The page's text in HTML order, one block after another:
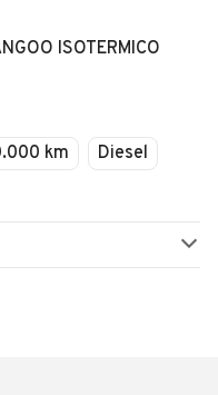
ISOTERMICO
km
Diesel